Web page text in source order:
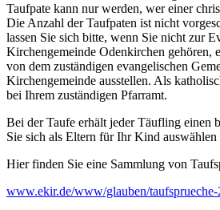
Taufpate kann nur werden, wer einer
Die Anzahl der Taufpaten ist nicht
lassen Sie sich bitte, wenn Sie nicht zur
Kirchengemeinde Odenkirchen gehören,
von dem zuständigen evangelischen
Kirchengemeinde ausstellen. Als
bei Ihrem zuständigen Pfarramt.
Bei der Taufe erhält jeder Täufling einen
Sie sich als Eltern für Ihr Kind auswählen
Hier finden Sie eine Sammlung von
www.ekir.de/www/glauben/